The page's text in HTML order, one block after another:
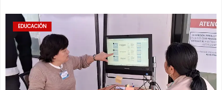
EDUCACIÓN